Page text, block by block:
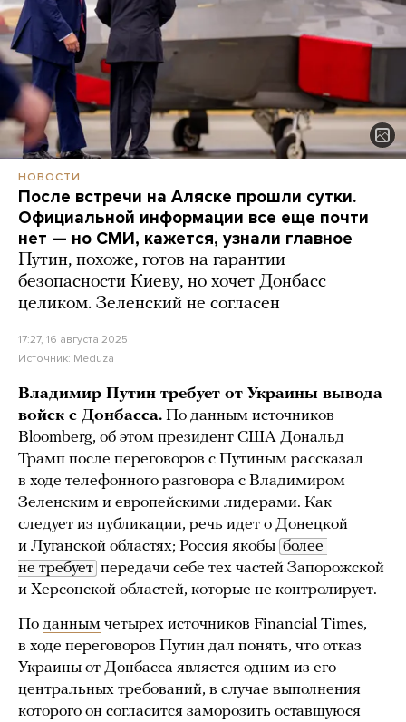
НОВОСТИ
После встречи на Аляске прошли сутки.
Официальной информации все еще почти
нет — но СМИ, кажется, узнали главное
Путин, похоже, готов на гарантии
безопасности Киеву, но хочет Донбасс
целиком. Зеленский не согласен
17:27, 16 августа 2025
Источник: Meduza
Владимир Путин требует от Украины вывода
войск с Донбасса. По данным источников
Bloomberg, об этом президент США Дональд
Трамп после переговоров с Путиным рассказал
в ходе телефонного разговора с Владимиром
Зеленским и европейскими лидерами. Как
следует из публикации, речь идет о Донецкой
и Луганской областях; Россия якобы более
не требует передачи себе тех частей Запорожской
и Херсонской областей, которые не контролирует.
По данным четырех источников Financial Times,
в ходе переговоров Путин дал понять, что отказ
Украины от Донбасса является одним из его
центральных требований, в случае выполнения
которого он согласится заморозить оставшуюся